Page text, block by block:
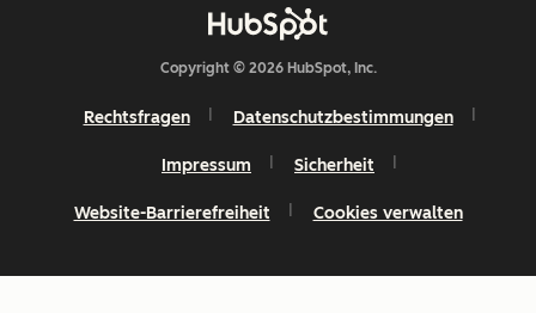
Copyright © 2026 HubSpot, Inc.
Rechtsfragen Datenschutzbestimmungen
Impressum Sicherheit
Website-Barrierefreiheit Cookies verwalten